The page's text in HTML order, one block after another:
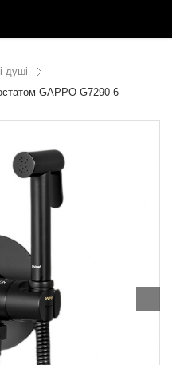
душі
GAPPO G7290-6